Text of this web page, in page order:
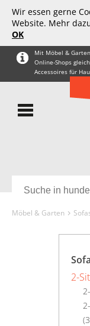
Wir essen gerne
Website. Mehr
OK
Mit Möbel &
Online-Shops
Accessoires für
Möbel & Garten
2-